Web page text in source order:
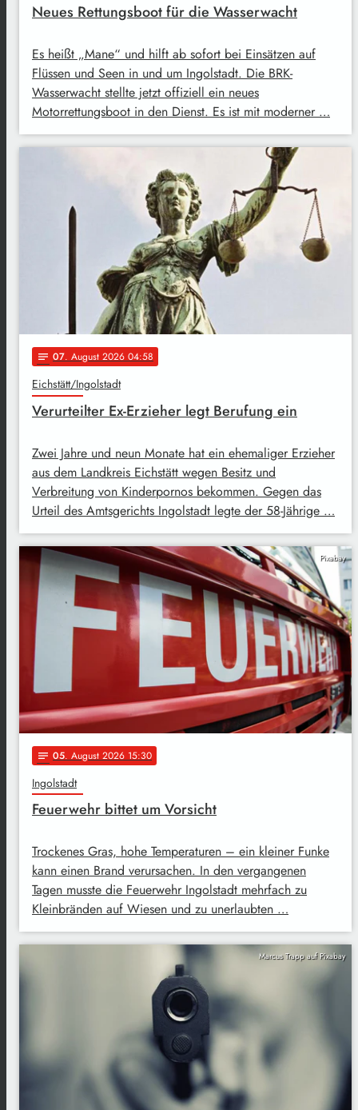
Neues Rettungsboot für die Wasserwacht
Es heißt „Mane“ und hilft ab sofort bei Einsätzen auf
Flüssen und Seen in und um Ingolstadt. Die BRK-
Wasserwacht stellte jetzt offiziell ein neues
Motorrettungsboot in den Dienst. Es ist mit moderner …
notes 07. August 2026 04:58
Eichstätt/Ingolstadt
Verurteilter Ex-Erzieher legt Berufung ein
Zwei Jahre und neun Monate hat ein ehemaliger Erzieher
aus dem Landkreis Eichstätt wegen Besitz und
Verbreitung von Kinderpornos bekommen. Gegen das
Urteil des Amtsgerichts Ingolstadt legte der 58-Jährige …
Pixabay
notes 05. August 2026 15:30
Ingolstadt
Feuerwehr bittet um Vorsicht
Trockenes Gras, hohe Temperaturen – ein kleiner Funke
kann einen Brand verursachen. In den vergangenen
Tagen musste die Feuerwehr Ingolstadt mehrfach zu
Kleinbränden auf Wiesen und zu unerlaubten …
Marcus Trapp auf Pixabay